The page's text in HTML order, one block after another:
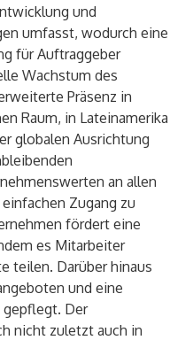
und
umfasst, wodurch eine
für Auftraggeber
Wachstum des
Präsenz in
Raum, in Lateinamerika
globalen Ausrichtung
an allen
Zugang zu
fördert eine
es Mitarbeiter
teilen. Darüber hinaus
und eine
Der
nicht zuletzt auch in